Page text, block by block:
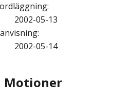
:
2002-05-13
:
2002-05-14
Motioner